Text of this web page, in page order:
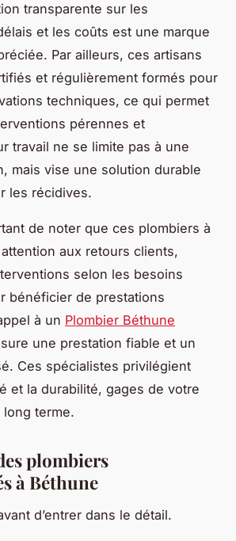
transparente sur les
et les coûts est une marque
Par ailleurs, ces artisans
et régulièrement formés pour
techniques, ce qui permet
pérennes et
travail ne se limite pas à une
mais vise une solution durable
les récidives.
de noter que ces plombiers à
aux retours clients,
selon les besoins
bénéficier de prestations
à un Plombier Béthune
une prestation fiable et un
Ces spécialistes privilégient
et la durabilité, gages de votre
terme.
plombiers
à Béthune
d’entrer dans le détail.